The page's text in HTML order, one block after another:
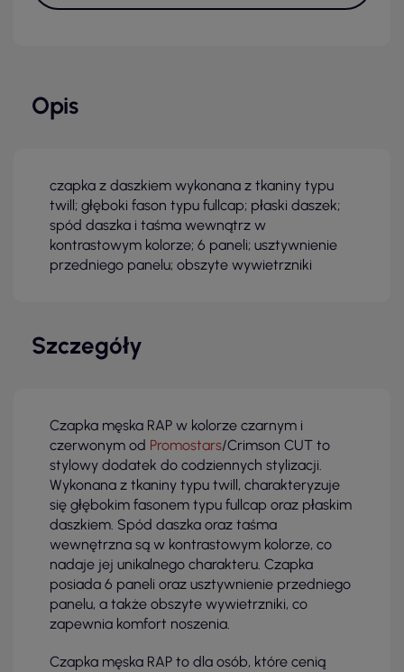
Opis
czapka z daszkiem wykonana z tkaniny typu
twill; głęboki fason typu fullcap; płaski daszek;
spód daszka i taśma wewnątrz w
kontrastowym kolorze; 6 paneli; usztywnienie
przedniego panelu; obszyte wywietrzniki
Szczegóły
Czapka męska RAP w kolorze czarnym i
czerwonym od Promostars/Crimson CUT to
stylowy dodatek do codziennych stylizacji.
Wykonana z tkaniny typu twill, charakteryzuje
się głębokim fasonem typu fullcap oraz płaskim
daszkiem. Spód daszka oraz taśma
wewnętrzna są w kontrastowym kolorze, co
nadaje jej unikalnego charakteru. Czapka
posiada 6 paneli oraz usztywnienie przedniego
panelu, a także obszyte wywietrzniki, co
zapewnia komfort noszenia.
Czapka męska RAP to dla osób, które cenią